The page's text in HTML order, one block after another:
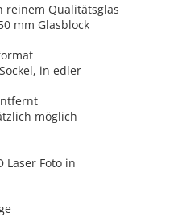
reinem Qualitätsglas
mm Glasblock
in edler
möglich
Laser Foto in